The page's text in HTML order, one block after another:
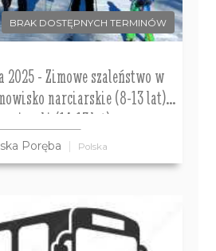
BRAK DOSTĘPNYCH TERMINÓW
2025 - Zimowe szaleństwo w
narciarskie (8-13 lat) i
(14-17 lat)
Poręba Polska